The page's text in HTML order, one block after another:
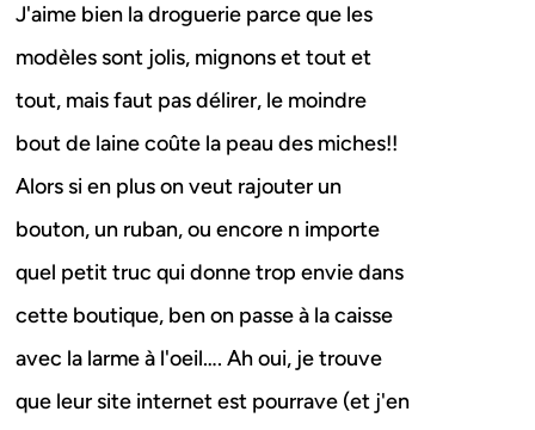
J'aime bien la droguerie parce que les
modèles sont jolis, mignons et tout et
tout, mais faut pas délirer, le moindre
bout de laine coûte la peau des miches!!
Alors si en plus on veut rajouter un
bouton, un ruban, ou encore n importe
quel petit truc qui donne trop envie dans
cette boutique, ben on passe à la caisse
avec la larme à l'oeil…. Ah oui, je trouve
que leur site internet est pourrave (et j'en